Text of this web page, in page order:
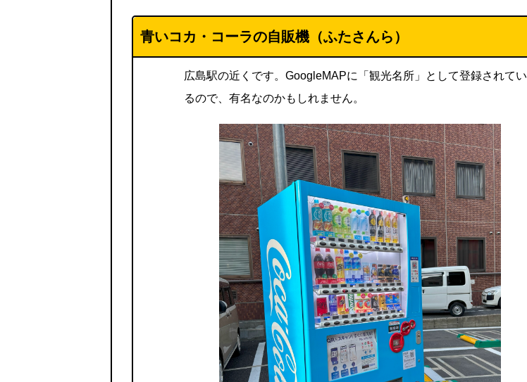
青いコカ・コーラの自販機（ふたさんら）
広島駅の近くです。GoogleMAPに「観光名所」として登録されてい
るので、有名なのかもしれません。